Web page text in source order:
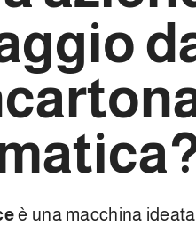
è una macchina